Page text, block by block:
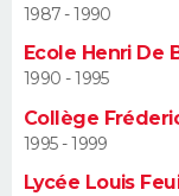
Alimentation
Guide de la santé
Maladies
Médicaments
Sommeil
VOYAGE
PHOTO
1987 - 1990
Ecole Henri De
1990 - 1995
Collège
1995 - 1999
Lycée Louis